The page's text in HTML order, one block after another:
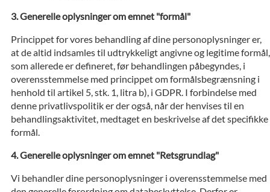
Generelle oplysninger om emnet "formål"
Princippet for vores behandling af dine personoplysninger er,
at de altid indsamles til udtrykkeligt angivne og legitime formål,
som allerede er defineret, før behandlingen påbegyndes, i
overensstemmelse med princippet om formålsbegrænsning i
henhold til artikel 5, stk. 1, litra b), i GDPR. I forbindelse med
denne privatlivspolitik er der også, når der henvises til en
behandlingsaktivitet, medtaget en beskrivelse af det specifikke
formål.
Generelle oplysninger om emnet "Retsgrundlag"
Vi behandler dine personoplysninger i overensstemmelse med